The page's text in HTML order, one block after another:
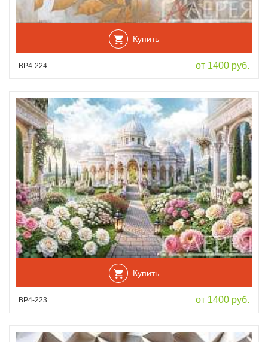
Купить
ВР4-224 от 1400 руб.
Купить
ВР4-223 от 1400 руб.